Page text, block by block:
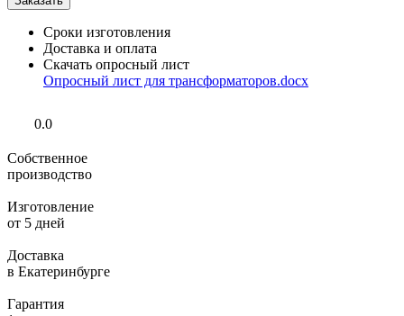
Сроки изготовления
Доставка и оплата
Скачать опросный лист
Опросный лист для трансформаторов.docx
0.0
Собственное
производство
Изготовление
от 5 дней
Доставка
в Екатеринбурге
Гарантия